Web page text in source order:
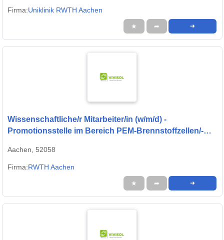
Firma:Uniklinik RWTH Aachen
★ ➦ ➜
Wissenschaftliche/r Mitarbeiter/in (w/m/d) -
Promotionsstelle im Bereich PEM-Brennstoffzellen/-
Aachen, 52058
Firma:RWTH Aachen
★ ➦ ➜